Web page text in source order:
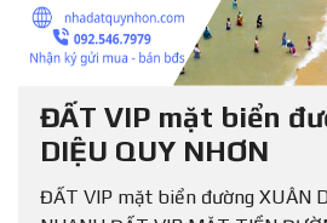
ĐẤT VIP mặt biển
DIỆU QUY NHƠN
ĐẤT VIP mặt biển đường XUÂN